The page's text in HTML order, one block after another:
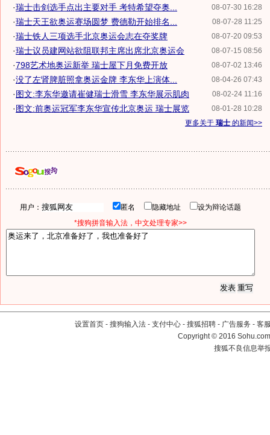
08-07-30 16:28
·瑞士击剑选手点出主要对手 考特希望夺奥...
08-07-28 11:25
·瑞士天王欲奥运赛场圆梦 费德勒开始排名...
08-07-20 09:53
·瑞士铁人三项选手北京奥运会志在夺奖牌
08-07-15 08:56
·瑞士议员建网站欲阻联邦主席出席北京奥运会
08-07-02 13:46
·798艺术地奥运新举 瑞士屋下月免费开放
08-04-26 07:43
·没了左肾脾脏照拿奥运金牌 李东华上演体...
08-02-24 11:16
·图文:李东华邀请崔健瑞士滑雪 李东华展示肌肉
08-01-28 10:28
·图文:前奥运冠军李东华宣传北京奥运 瑞士展览
更多关于 瑞士 的新闻>>
用户： 匿名 隐藏地址
设为辩论话题
*搜狗拼音输入法，中文处理专家>>
设置首页 - 搜狗输入法 - 支付中心 - 搜狐招聘 - 广告服务 - 客
Copyright©2016
搜狐不良信息举